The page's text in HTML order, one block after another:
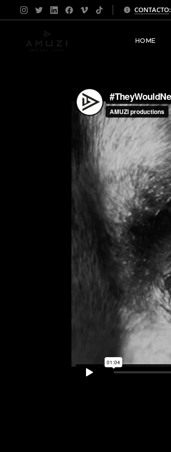
CONTACTO:
HOME